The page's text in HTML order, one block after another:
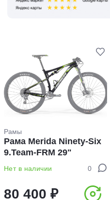
Рамы
Рама Merida Ninety-Six
9.Team-FRM 29ʺ
Нет в наличии 0
80 400 ₽